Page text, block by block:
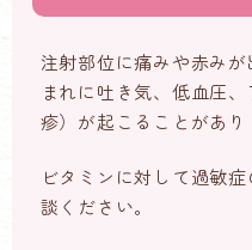
注射部位に痛みや赤みが
まれに吐き気、低血圧
疹）が起こることがあり
ビタミンに対して過敏
談ください。